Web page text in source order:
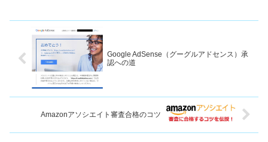
Google AdSense（グーグルアドセンス）承
認への道
Amazonアソシエイト審査合格のコツ